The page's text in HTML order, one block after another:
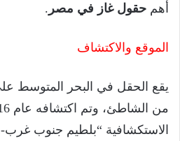
أهم حقول غاز في مصر .
الموقع والاكتشاف
الاستكشافية “بلطيم جنوب غرب-1”.